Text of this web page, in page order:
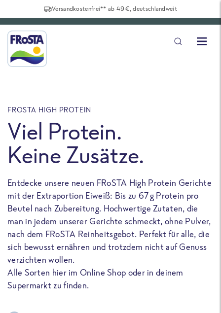
Versandkostenfrei** ab 49€, deutschlandweit
FROSTA HIGH PROTEIN
Viel Protein.
Keine Zusätze.
Entdecke unsere neuen FRoSTA High Protein Gerichte
mit der Extraportion Eiweiß: Bis zu 67 g Protein pro
Beutel nach Zubereitung. Hochwertige Zutaten, die
man in jedem unserer Gerichte schmeckt, ohne Pulver,
nach dem FRoSTA Reinheitsgebot. Perfekt für alle, die
sich bewusst ernähren und trotzdem nicht auf Genuss
verzichten wollen.
Alle Sorten hier im Online Shop oder in deinem
Supermarkt zu finden.